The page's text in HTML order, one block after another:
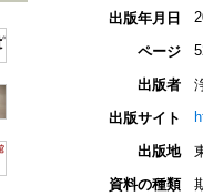
出版年月日
ページ
出版者
出版サイト
出版地
資料の種類